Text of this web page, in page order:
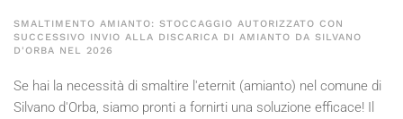
SMALTIMENTO AMIANTO: STOCCAGGIO AUTORIZZATO CON
SUCCESSIVO INVIO ALLA DISCARICA DI AMIANTO DA SILVANO
D'ORBA NEL 2026
Se hai la necessità di smaltire l'eternit (amianto) nel comune di
Silvano d'Orba, siamo pronti a fornirti una soluzione efficace! Il